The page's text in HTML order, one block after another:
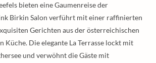
bieten eine Gaumenreise der
Birkin Salon verführt mit einer raffinierten
Gerichten aus der österreichischen
Küche. Die elegante La Terrasse lockt mit
und verwöhnt die Gäste mit